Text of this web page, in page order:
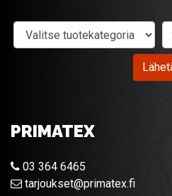
Valitse
PRIMATEX
03 364 6465
tarjoukset@primatex.fi